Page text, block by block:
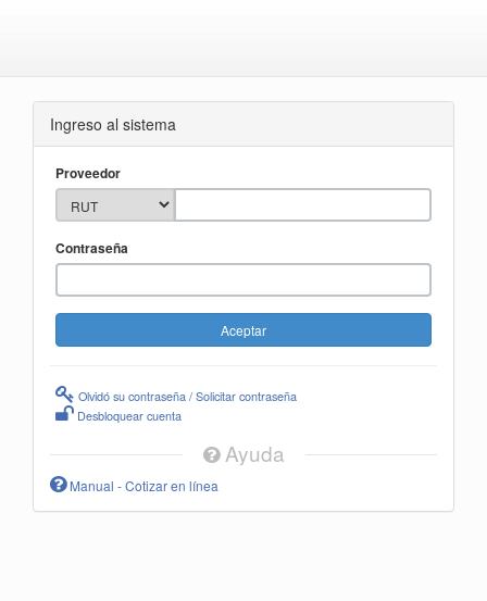
Ingreso al sistema
Proveedor
Contraseña
Olvidó su contraseña / Solicitar contraseña
Desbloquear cuenta
Ayuda
Manual - Cotizar en línea